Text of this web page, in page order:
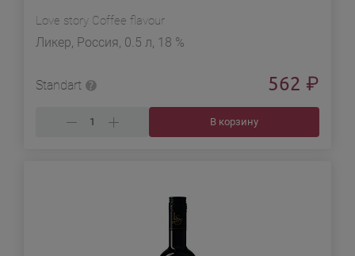
Love story Coffee flavour
Ликер, Россия, 0.5 л, 18 %
Standart 562 ₽
В корзину